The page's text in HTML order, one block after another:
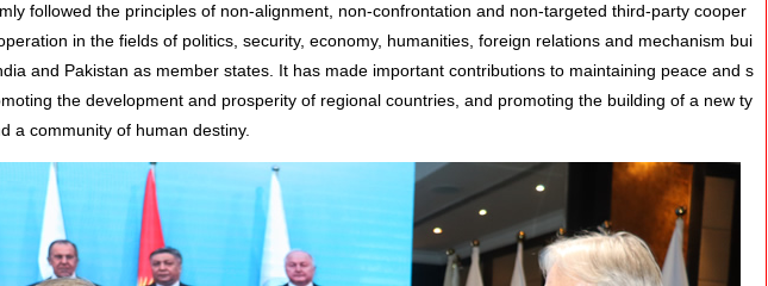
followed the principles of non-alignment, non-confrontation and non-targeted third-party cooper
in the fields of politics, security, economy, humanities, foreign relations and mechanism bui
and Pakistan as member states. It has made important contributions to maintaining peace and s
the development and prosperity of regional countries, and promoting the building of a new ty
a community of human destiny.